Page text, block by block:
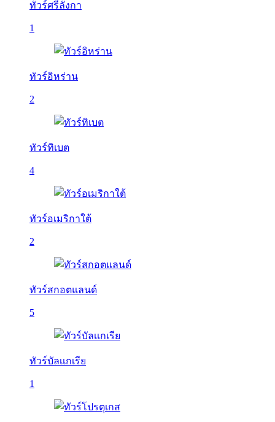
ทัวร์ศรีลังกา
1
ทัวร์อิหร่าน
2
ทัวร์ทิเบต
4
ทัวร์อเมริกาใต้
2
ทัวร์สกอตแลนด์
5
ทัวร์บัลเเกเรีย
1